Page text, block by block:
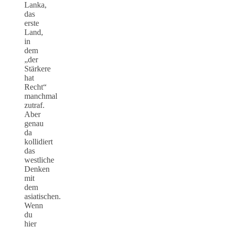
Lanka,
das
erste
Land,
in
dem
„der
Stärkere
hat
Recht“
manchmal
zutraf.
Aber
genau
da
kollidiert
das
westliche
Denken
mit
dem
asiatischen.
Wenn
du
hier